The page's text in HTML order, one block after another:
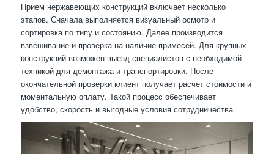
Прием нержавеющих конструкций включает несколько
этапов. Сначала выполняется визуальный осмотр и
сортировка по типу и состоянию. Далее производится
взвешивание и проверка на наличие примесей. Для крупных
конструкций возможен выезд специалистов с необходимой
техникой для демонтажа и транспортировки. После
окончательной проверки клиент получает расчет стоимости и
моментальную оплату. Такой процесс обеспечивает
удобство, скорость и выгодные условия сотрудничества.